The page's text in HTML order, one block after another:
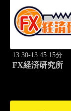
13:30-13:45 15分
FX経済研究所